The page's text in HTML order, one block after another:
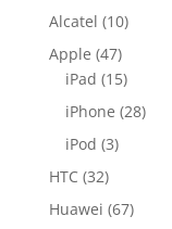
Alcatel (10)
Apple (47)
iPad (15)
iPhone (28)
iPod (3)
HTC (32)
Huawei (67)